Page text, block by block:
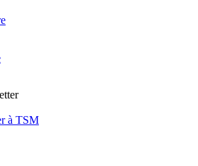
à TSM